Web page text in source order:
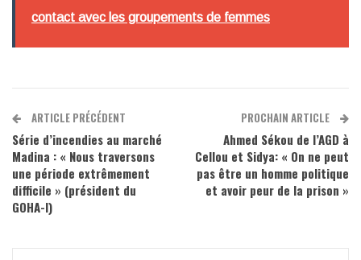
contact avec les groupements de femmes
ARTICLE PRÉCÉDENT
Série d’incendies au marché
Madina : « Nous traversons
une période extrêmement
difficile » (président du
GOHA-I)
PROCHAIN ARTICLE
Ahmed Sékou de l’AGD à
Cellou et Sidya: « On ne peut
pas être un homme politique
et avoir peur de la prison »